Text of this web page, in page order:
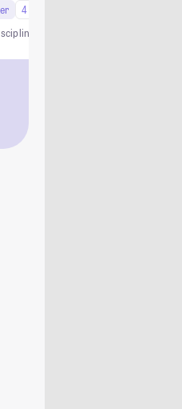
4 Semester